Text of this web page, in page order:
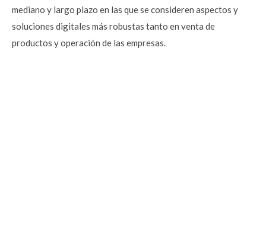
mediano y largo plazo en las que se consideren aspectos y
soluciones digitales más robustas tanto en venta de
productos y operación de las empresas.